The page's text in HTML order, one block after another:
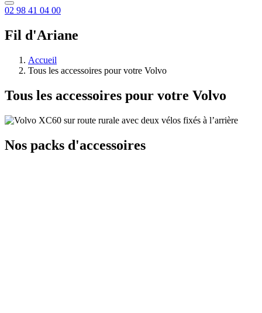
02 98 41 04 00
Fil d'Ariane
Accueil
Tous les accessoires pour votre Volvo
Tous les accessoires pour votre Volvo
Nos packs d'accessoires